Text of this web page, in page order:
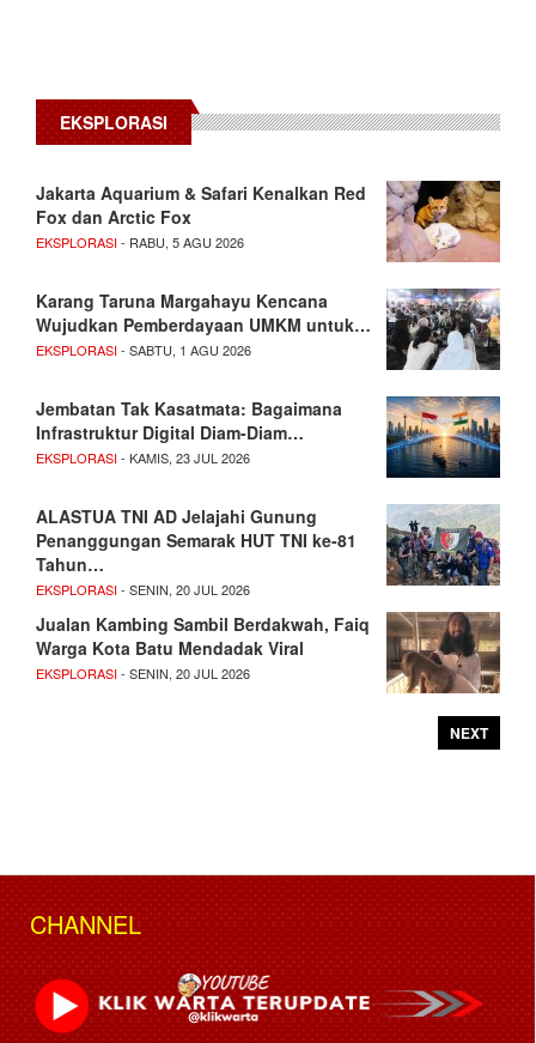
EKSPLORASI
Jakarta Aquarium & Safari Kenalkan Red
Fox dan Arctic Fox
EKSPLORASI- RABU, 5 AGU 2026
Karang Taruna Margahayu Kencana
Wujudkan Pemberdayaan UMKM untuk…
EKSPLORASI- SABTU, 1 AGU 2026
Jembatan Tak Kasatmata: Bagaimana
Infrastruktur Digital Diam-Diam…
EKSPLORASI- KAMIS, 23 JUL 2026
ALASTUA TNI AD Jelajahi Gunung
Penanggungan Semarak HUT TNI ke-81
Tahun…
EKSPLORASI- SENIN, 20 JUL 2026
Jualan Kambing Sambil Berdakwah, Faiq
Warga Kota Batu Mendadak Viral
EKSPLORASI- SENIN, 20 JUL 2026
NEXT
CHANNEL